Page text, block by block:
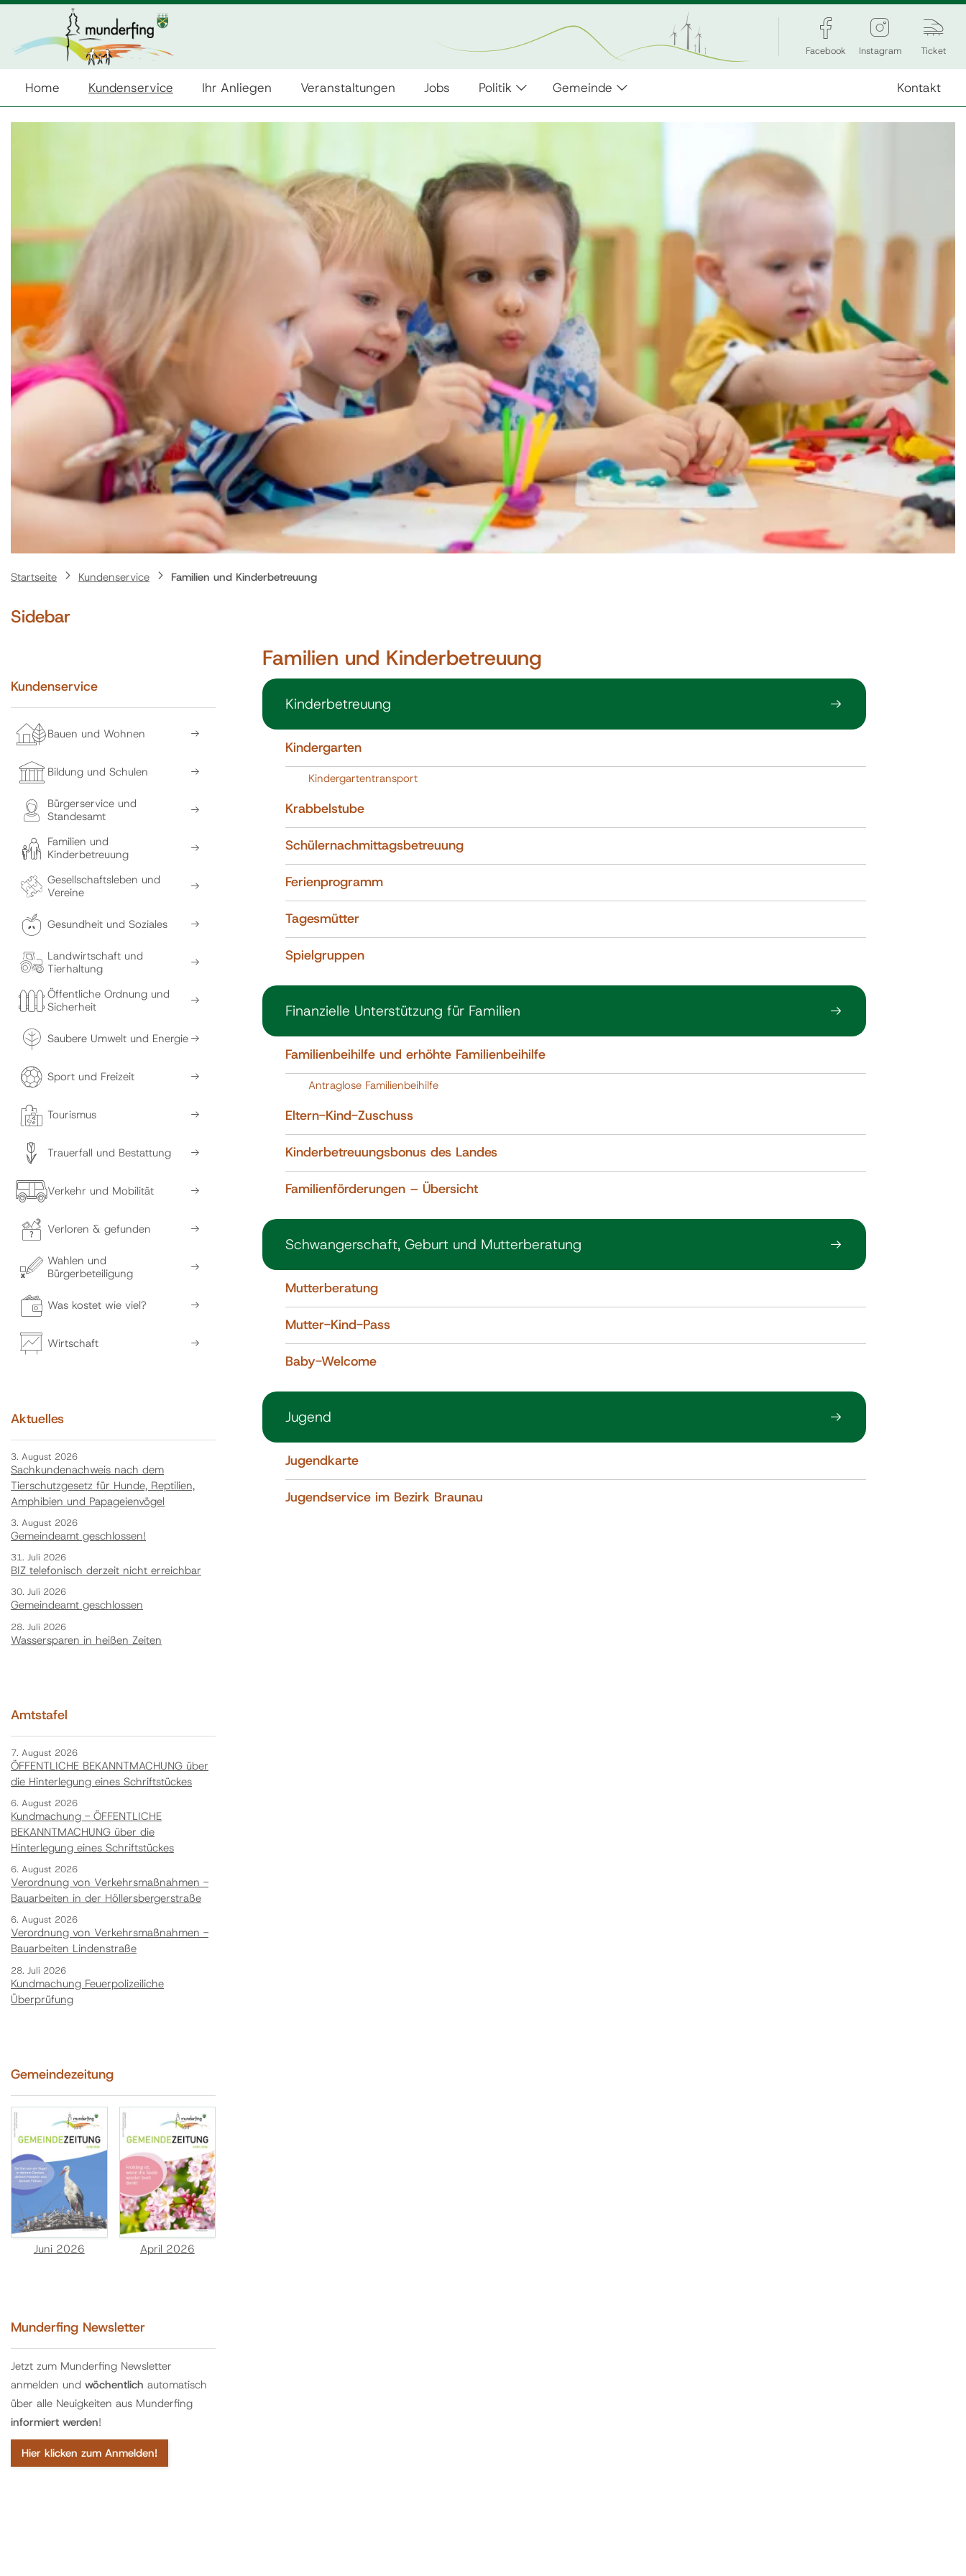
Facebook Instagram Ticket
Home Kundenservice Ihr Anliegen Veranstaltungen Jobs Politik Gemeinde Kontakt
Startseite Kundenservice Familien und Kinderbetreuung
Familien und Kinderbetreuung
Kinderbetreuung
Kindergarten
Kindergartentransport
Krabbelstube
Schülernachmittagsbetreuung
Ferienprogramm
Tagesmütter
Spielgruppen
Finanzielle Unterstützung für Familien
Familienbeihilfe und erhöhte Familienbeihilfe
Antraglose Familienbeihilfe
Eltern-Kind-Zuschuss
Kinderbetreuungsbonus des Landes
Familienförderungen – Übersicht
Schwangerschaft, Geburt und Mutterberatung
Mutterberatung
Mutter-Kind-Pass
Baby-Welcome
Jugend
Jugendkarte
Jugendservice im Bezirk Braunau
Sidebar
Kundenservice
Bauen und Wohnen
Bildung und Schulen
Bürgerservice und
Standesamt
Familien und
Kinderbetreuung
Gesellschaftsleben und
Vereine
Gesundheit und Soziales
Landwirtschaft und
Tierhaltung
Öffentliche Ordnung und
Sicherheit
Saubere Umwelt und Energie
Sport und Freizeit
Tourismus
Trauerfall und Bestattung
Verkehr und Mobilität
Verloren & gefunden
Wahlen und
Bürgerbeteiligung
Was kostet wie viel?
Wirtschaft
Aktuelles
3. August 2026
Sachkundenachweis nach dem
Tierschutzgesetz für Hunde, Reptilien,
Amphibien und Papageienvögel
3. August 2026
Gemeindeamt geschlossen!
31. Juli 2026
BIZ telefonisch derzeit nicht erreichbar
30. Juli 2026
Gemeindeamt geschlossen
28. Juli 2026
Wassersparen in heißen Zeiten
Amtstafel
7. August 2026
ÖFFENTLICHE BEKANNTMACHUNG über
die Hinterlegung eines Schriftstückes
6. August 2026
Kundmachung - ÖFFENTLICHE
BEKANNTMACHUNG über die
Hinterlegung eines Schriftstückes
6. August 2026
Verordnung von Verkehrsmaßnahmen -
Bauarbeiten in der Höllersbergerstraße
6. August 2026
Verordnung von Verkehrsmaßnahmen -
Bauarbeiten Lindenstraße
28. Juli 2026
Kundmachung Feuerpolizeiliche
Überprüfung
Gemeindezeitung
Juni 2026 April 2026
Munderfing Newsletter
Jetzt zum Munderfing Newsletter
anmelden und wöchentlich automatisch
über alle Neuigkeiten aus Munderfing
informiert werden!
Hier klicken zum Anmelden!